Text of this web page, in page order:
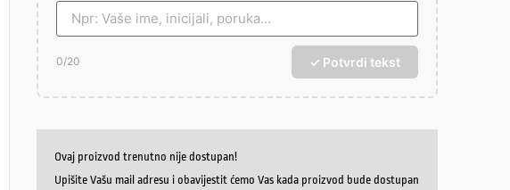
0/20 ✓ Potvrdi tekst
Ovaj proizvod trenutno nije dostupan!
Upišite Vašu mail adresu i obavijestit ćemo Vas kada proizvod bude dostupan